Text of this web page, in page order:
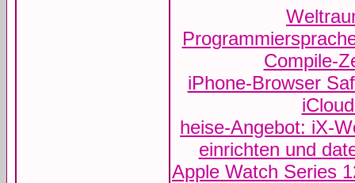
Compile-
iPhone-Browser
heise-Angebot: iX-
einrichten und
Apple Watch Series